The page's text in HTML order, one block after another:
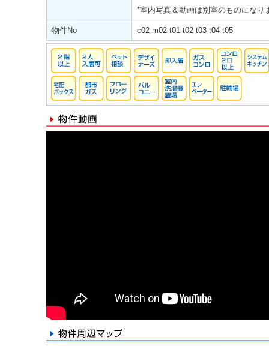
*室内写真＆動画は別室のものになり
物件No c02 m02 t01 t02 t03 t04 t05